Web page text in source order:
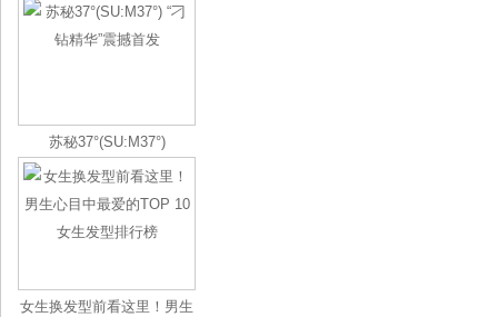
苏秘37°(SU:M37°)
女生换发型前看这里！男生